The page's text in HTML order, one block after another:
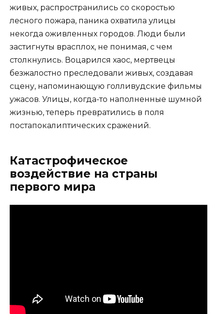
живых, распространились со скоростью
лесного пожара, паника охватила улицы
некогда оживленных городов. Люди были
застигнуты врасплох, не понимая, с чем
столкнулись. Воцарился хаос, мертвецы
безжалостно преследовали живых, создавая
сцену, напоминающую голливудские фильмы
ужасов. Улицы, когда-то наполненные шумной
жизнью, теперь превратились в поля
постапокалиптических сражений.
Катастрофическое
воздействие на страны
первого мира